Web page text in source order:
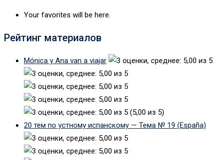
Your favorites will be here.
Рейтинг материалов
Mónica y Ana van a viajar
(5,00 из 5)
20 тем по устному испанскому — Тема № 19 (España)